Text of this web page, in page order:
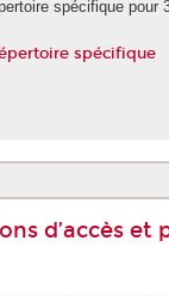
spécifique pour
spécifique
d’accès et